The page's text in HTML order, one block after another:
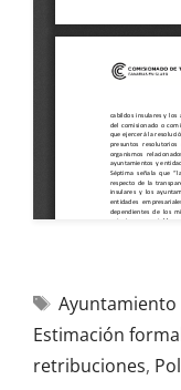
Ayuntamiento
Estimación
retribuciones,